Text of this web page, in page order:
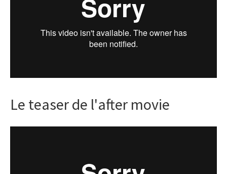
Le teaser de l'after movie